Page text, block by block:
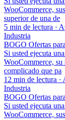
WooCommerce,
superior de una de
5 min de lectura ·
Industria
BOGO Ofertas
Si usted ejecuta
WooCommerce, su
complicado que pa
12 min de lectura ·
Industria
BOGO Ofertas
Si usted ejecuta
WooCommerce,